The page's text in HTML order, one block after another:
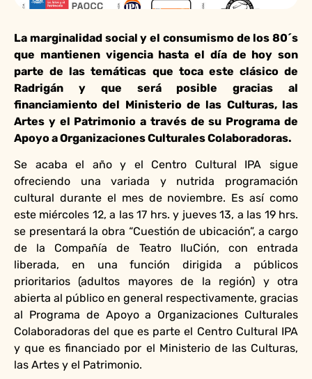
La marginalidad social y el consumismo de los 80´s
que mantienen vigencia hasta el día de hoy son
parte de las temáticas que toca este clásico de
Radrigán y que será posible gracias al
financiamiento del Ministerio de las Culturas, las
Artes y el Patrimonio a través de su Programa de
Apoyo a Organizaciones Culturales Colaboradoras.
Se acaba el año y el Centro Cultural IPA sigue
ofreciendo una variada y nutrida programación
cultural durante el mes de noviembre. Es así como
este miércoles 12, a las 17 hrs. y jueves 13, a las 19 hrs.
se presentará la obra “Cuestión de ubicación”, a cargo
de la Compañía de Teatro IluCión, con entrada
liberada, en una función dirigida a públicos
prioritarios (adultos mayores de la región) y otra
abierta al público en general respectivamente, gracias
al Programa de Apoyo a Organizaciones Culturales
Colaboradoras del que es parte el Centro Cultural IPA
y que es financiado por el Ministerio de las Culturas,
las Artes y el Patrimonio.